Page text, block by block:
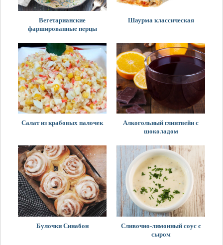
Вегетарианские
фаршированные перцы
Шаурма классическая
Салат из крабовых палочек
Алкогольный глинтвейн с
шоколадом
Булочки Синабон
Сливочно-лимонный соус с
сыром